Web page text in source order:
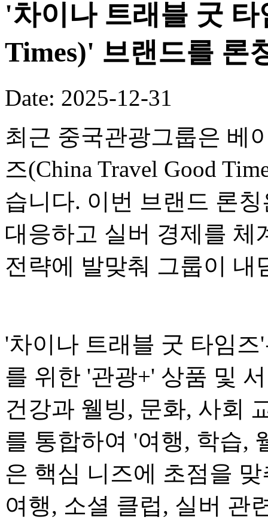
'차이나 트래블 굿
Times)' 브랜드를 론
Date: 2025-12-31
최근 중국관광그룹은 베
즈(China Travel Good
습니다. 이번 브랜드 론
대응하고 실버 경제를 체
전략에 발맞춰 그룹이 내
'차이나 트래블 굿 타임
를 위한 '관광+' 상품 및
건강과 웰빙, 문화, 사회
를 통합하여 '여행, 학습,
은 핵심 니즈에 초점을
여행, 소셜 클럽, 실버 관